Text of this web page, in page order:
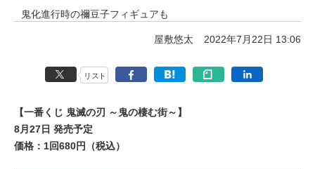
鬼化進行時の禰豆子フィギュアも
屋敷悠太 2022年7月22日 13:06
リスト
【一番くじ 鬼滅の刃 ～鬼の棲む街～】
8月27日 発売予定
価格：1回680円（税込）